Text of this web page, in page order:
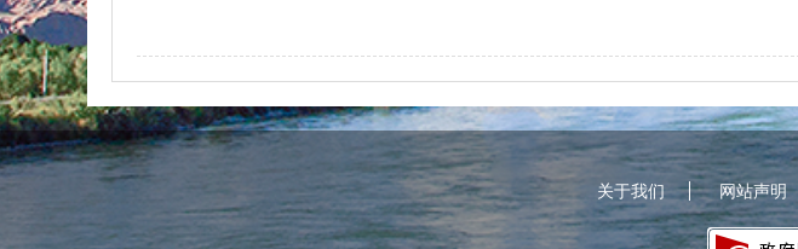
关于我们 网站声明